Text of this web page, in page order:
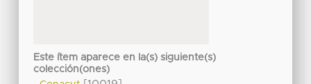
Este ítem aparece en la(s) siguiente(s)
colección(ones)